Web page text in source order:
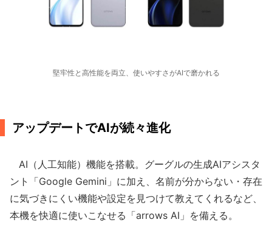
堅牢性と高性能を両立、使いやすさがAIで磨かれる
アップデートでAIが続々進化
AI（人工知能）機能を搭載。グーグルの生成AIアシスタ
ント「Google Gemini」に加え、名前が分からない・存在
に気づきにくい機能や設定を見つけて教えてくれるなど、
本機を快適に使いこなせる「arrows AI」を備える。